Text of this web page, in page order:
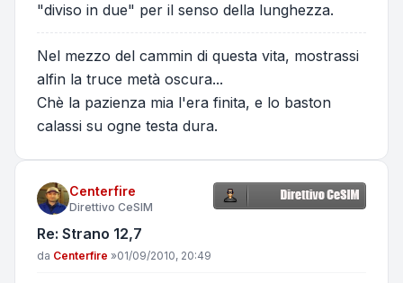
"diviso in due" per il senso della lunghezza.
Nel mezzo del cammin di questa vita, mostrassi
alfin la truce metà oscura...
Chè la pazienza mia l'era finita, e lo baston
calassi su ogne testa dura.
Centerfire
Direttivo CeSIM
Re: Strano 12,7
Messaggio
da Centerfire »01/09/2010, 20:49